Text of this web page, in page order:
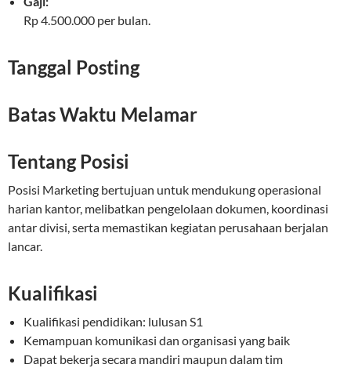
Rp 4.500.000 per bulan.
Tanggal Posting
Batas Waktu Melamar
Tentang Posisi
Posisi Marketing bertujuan untuk mendukung operasional
harian kantor, melibatkan pengelolaan dokumen, koordinasi
antar divisi, serta memastikan kegiatan perusahaan berjalan
lancar.
Kualifikasi
Kualifikasi pendidikan: lulusan S1
Kemampuan komunikasi dan organisasi yang baik
Dapat bekerja secara mandiri maupun dalam tim